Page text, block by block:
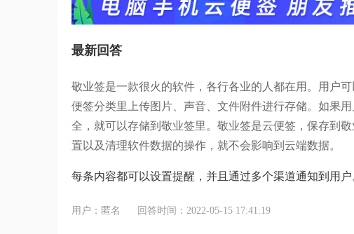
最新回答
敬业签是一款很火的软件，各行各业的人都在用。用户
便签分类里上传图片、声音、文件附件进行存储。如果
全，就可以存储到敬业签里。敬业签是云便签，保存到
置以及清理软件数据的操作，就不会影响到云端数据。
每条内容都可以设置提醒，并且通过多个渠道通知到用户
用户：匿名 回答时间：2022-05-15 17:41:19